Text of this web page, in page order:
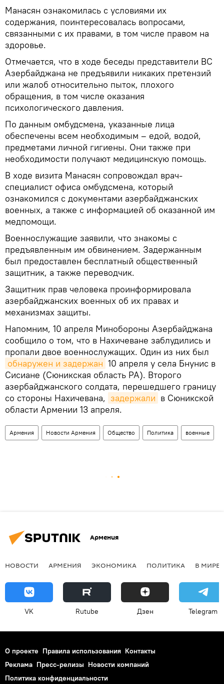
Манасян ознакомилась с условиями их
содержания, поинтересовалась вопросами,
связанными с их правами, в том числе правом на
здоровье.
Отмечается, что в ходе беседы представители ВС
Азербайджана не предъявили никаких претензий
или жалоб относительно пыток, плохого
обращения, в том числе оказания
психологического давления.
По данным омбудсмена, указанные лица
обеспечены всем необходимым – едой, водой,
предметами личной гигиены. Они также при
необходимости получают медицинскую помощь.
В ходе визита Манасян сопровождал врач-
специалист офиса омбудсмена, который
ознакомился с документами азербайджанских
военных, а также с информацией об оказанной им
медпомощи.
Военнослужащие заявили, что знакомы с
предъявленным им обвинением. Задержанным
был предоставлен бесплатный общественный
защитник, а также переводчик.
Защитник прав человека проинформировала
азербайджанских военных об их правах и
механизмах защиты.
Напомним, 10 апреля Минобороны Азербайджана
сообщило о том, что в Нахичеване заблудились и
пропали двое военнослужащих. Один из них был
обнаружен и задержан 10 апреля у села Бнунис в
Сисиане (Сюникская область РА). Второго
азербайджанского солдата, перешедшего границу
со стороны Нахичевана, задержали в Сюникской
области Армении 13 апреля.
Армения Новости Армения Общество Политика военные
Армения
НОВОСТИ АРМЕНИЯ ЭКОНОМИКА ПОЛИТИКА В МИРЕ
VK Rutube Дзен Telegram
О проекте Правила использования Контакты
Реклама Пресс-релизы Новости компаний
Политика конфиденциальности